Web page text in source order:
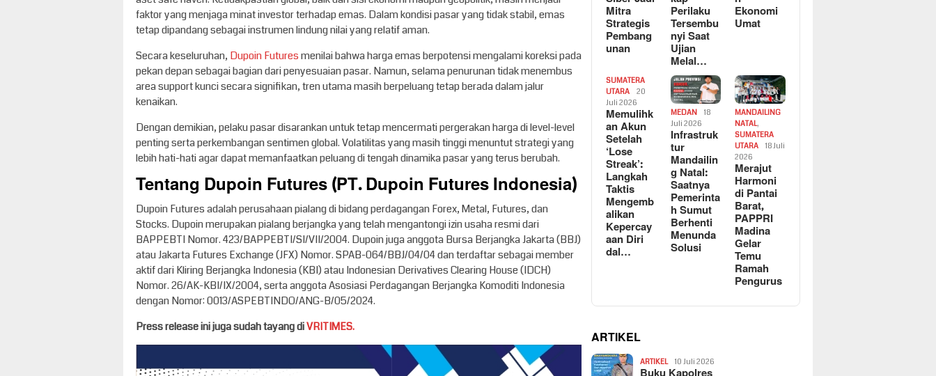
faktor yang menjaga minat investor terhadap emas. Dalam kondisi pasar yang tidak stabil, emas
tetap dipandang sebagai instrumen lindung nilai yang relatif aman.
Secara keseluruhan, Dupoin Futuresmenilai bahwa harga emas berpotensi mengalami koreksi pada
pekan depan sebagai bagian dari penyesuaian pasar. Namun, selama penurunan tidak menembus
area support kunci secara signifikan, tren utama masih berpeluang tetap berada dalam jalur
kenaikan.
Dengan demikian, pelaku pasar disarankan untuk tetap mencermati pergerakan harga di level-level
penting serta perkembangan sentimen global. Volatilitas yang masih tinggi menuntut strategi yang
lebih hati-hati agar dapat memanfaatkan peluang di tengah dinamika pasar yang terus berubah.
Tentang Dupoin Futures (PT. Dupoin Futures Indonesia)
Dupoin Futures adalah perusahaan pialang di bidang perdagangan Forex, Metal, Futures, dan
Stocks. Dupoin merupakan pialang berjangka yang telah mengantongi izin usaha resmi dari
BAPPEBTI Nomor. 423/BAPPEBTI/SI/VII/2004. Dupoin juga anggota Bursa Berjangka Jakarta (BBJ)
atau Jakarta Futures Exchange (JFX) Nomor. SPAB-064/BBJ/04/04 dan terdaftar sebagai member
aktif dari Kliring Berjangka Indonesia (KBI) atau Indonesian Derivatives Clearing House (IDCH)
Nomor. 26/AK-KBI/IX/2004, serta anggota Asosiasi Perdagangan Berjangka Komoditi Indonesia
dengan Nomor: 0013/ASPEBTINDO/ANG-B/05/2024.
Press release ini juga sudah tayang diVRITIMES.
Mitra
Strategis
Pembang
unan
Perilaku
Tersembu
nyi Saat
Ujian
Melal…
Ekonomi
Umat
SUMATERA
UTARA
20
Juli 2026
Memulihk
an Akun
Setelah
‘Lose
Streak’:
Langkah
Taktis
Mengemb
alikan
Kepercay
aan Diri
dal…
MEDAN
18
Juli 2026
Infrastruk
tur
Mandailin
g Natal:
Saatnya
Pemerinta
h Sumut
Berhenti
Menunda
Solusi
MANDAILING
NATAL,
SUMATERA
UTARA
18 Juli
2026
Merajut
Harmoni
di Pantai
Barat,
PAPPRI
Madina
Gelar
Temu
Ramah
Pengurus
ARTIKEL
ARTIKEL 10 Juli 2026